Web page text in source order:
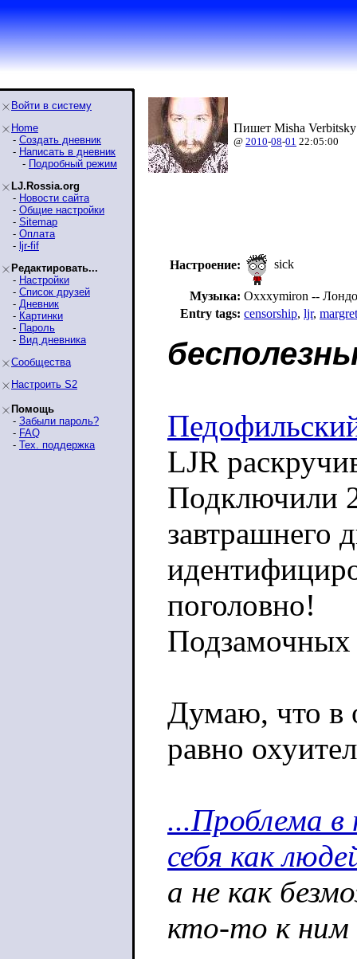
Войти в систему
Home
- Создать дневник
- Написать в дневник
- Подробный режим
LJ.Rossia.org
- Новости сайта
- Общие настройки
- Sitemap
- Оплата
- ljr-fif
Редактировать...
- Настройки
- Список друзей
- Дневник
- Картинки
- Пароль
- Вид дневника
Сообщества
Настроить S2
Помощь
- Забыли пароль?
- FAQ
- Тех. поддержка
Пишет Misha
@ 2010-08-01 22:05:00
Настроение: sick
Музыка: Oxxxymiron --
Entry tags: censorship, ljr,
LJR
Подключили
завтрашнего
поголовно!
Думаю, что в
равно
...Проблема
себя как
а не как
кто-то к ним